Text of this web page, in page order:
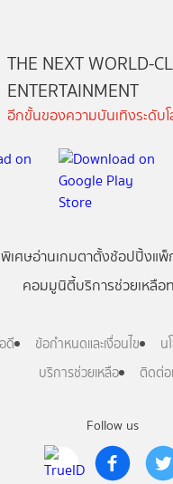
Follow us
THE NEXT WORLD-
ENTERTAINMENT
อีกขั้นของความบันเทิงระดับ
เศษอ่านเกมตาตั้งช้อปปิ้งแพ็
คอมมูนิตี้บริการช่วยเหลือ
ดี ข้อกำหนดและเงื่อนไข
น
บริการช่วยเหลือ
ติดต่อ